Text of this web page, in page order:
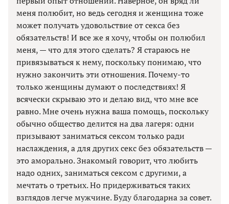
меня полюбит, но ведь сегодня и женщина тоже
может получать удовольствие от секса без
обязательств! И все же я хочу, чтобы он полюбил
меня, — что для этого сделать? Я стараюсь не
привязываться к нему, поскольку понимаю, что
нужно закончить эти отношения. Почему-то
только женщины думают о последствиях! Я
всячески скрываю это и делаю вид, что мне все
равно. Мне очень нужна ваша помощь, поскольку
обычно общество делится на два лагеря: одни
призывают заниматься сексом только ради
наслаждения, а для других секс без обязательств —
это аморально. Знакомый говорит, что любить
надо одних, заниматься сексом с другими, а
мечтать о третьих. Но придерживаться таких
взглядов легче мужчине. Буду благодарна за совет.